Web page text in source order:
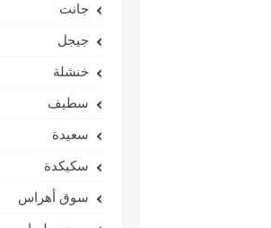
جانت
جيجل
خنشلة
سطيف
سعيدة
سكيكدة
سوق أهراس